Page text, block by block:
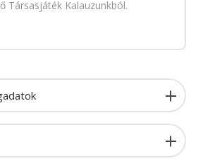
Társasjáték Kalauzunkból.